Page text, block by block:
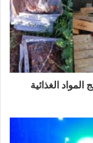
الغذائية